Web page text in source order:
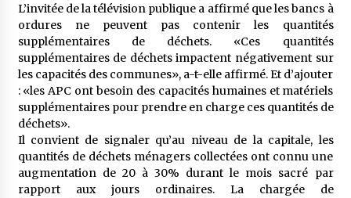
Un conte targui/ Quand la tête est vide
5 ans ago
Tradition orale/ D’où viennent les contes et à
5 ans ago
L’invitée de la télévision publique a affirmé que les bancs à
ordures ne peuvent pas contenir les quantités
supplémentaires de déchets. «Ces quantités
supplémentaires de déchets impactent négativement sur
les capacités des communes», a-t-elle affirmé. Et d’ajouter
: «les APC ont besoin des capacités humaines et matériels
supplémentaires pour prendre en charge ces quantités de
déchets».
Il convient de signaler qu’au niveau de la capitale, les
quantités de déchets ménagers collectées ont connu une
augmentation de 20 à 30% durant le mois sacré par
rapport aux jours ordinaires. La chargée de